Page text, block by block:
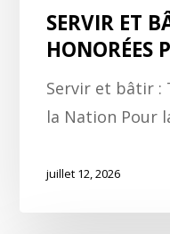
SERVIR ET
HONORÉES
Servir et bâtir :
la Nation Pour
juillet 12, 2026